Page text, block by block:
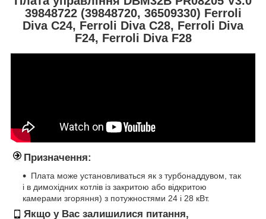
39848722 (39848720, 36509330) Ferroli
Diva C24, Ferroli Diva C28, Ferroli Diva
F24, Ferroli Diva F28
Призначення:
Плата може установливаться як з турбонаддувом, так
і в димохідних котлів із закритою або відкритою
камерами згоряння) з потужностями 24 і 28 кВт.
Якщо у Вас залишилися питання,